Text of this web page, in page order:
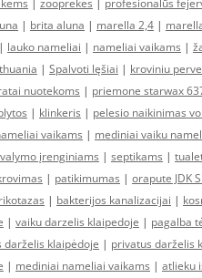
| zooprekės | profesionalūs
| brita aluna | marella 2,4 |
| lauko nameliai | nameliai vaikams |
| Spalvoti lęšiai | kroviniu
nuotekoms | priemone starwax
| klinkeris | pelesio naikinimas
vaikams | mediniai vaiku
valymo įrenginiams | septikams |
| patikimumas | orapute JDK
| bakterijos kanalizacijai |
| vaiku darzelis klaipedoje | pagalba
darželis klaipėdoje | privatus darželis
| mediniai nameliai vaikams | atlieku